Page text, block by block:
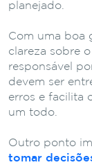
planejado.
Com uma boa
clareza sobre
responsável
devem ser
erros e facilita
um todo.
Outro ponto
tomar